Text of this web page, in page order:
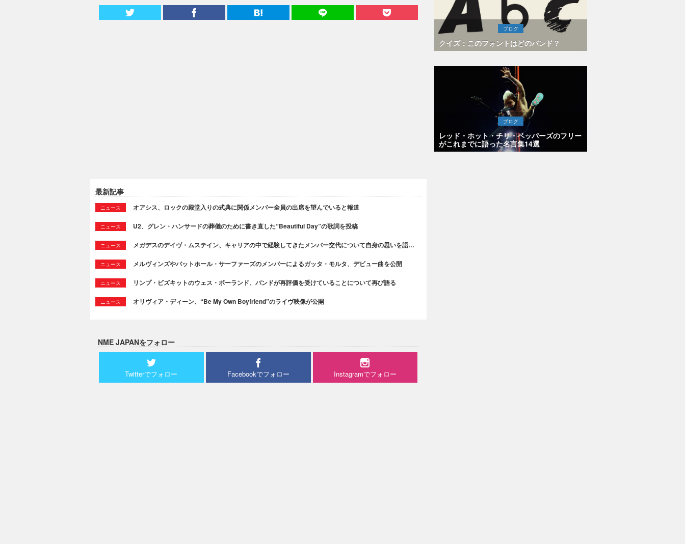
最新記事
ニュース オアシス、ロックの殿堂入りの式典に関係メンバー全員の出席を望んでいると報道
ニュース U2、グレン・ハンサードの葬儀のために書き直した“Beautiful Day”の歌詞を投稿
ニュース メガデスのデイヴ・ムステイン、キャリアの中で経験してきたメンバー交代について自身の思いを語…
ニュース メルヴィンズやバットホール・サーファーズのメンバーによるガッタ・モルタ、デビュー曲を公開
ニュース リンプ・ビズキットのウェス・ボーランド、バンドが再評価を受けていることについて再び語る
ニュース オリヴィア・ディーン、“Be My Own Boyfriend”のライヴ映像が公開
NME JAPANをフォロー
Twitterでフォロー Facebookでフォロー Instagramでフォロー
ブログ
クイズ：このフォントはどのバンド？
ブログ
レッド・ホット・チリ・ペッパーズのフリー
がこれまでに語った名言集14選